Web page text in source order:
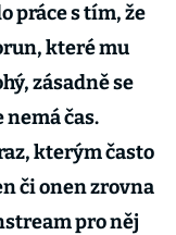
práce s tím, že
které mu
zásadně se
čas.
kterým často
či onen zrovna
pro něj